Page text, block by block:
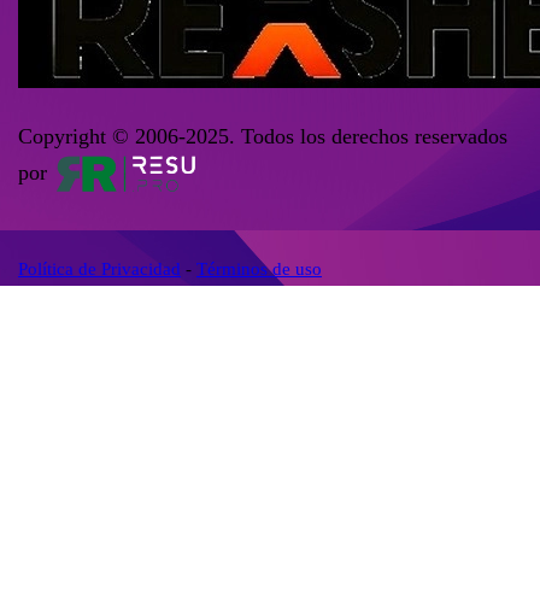
Copyright © 2006-2025. Todos los derechos reservados
por
Política de Privacidad - Términos de uso